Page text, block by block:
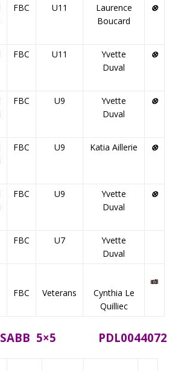
FBC U11
Laurence
Boucard
⊗
FBC U11
Yvette
Duval
⊗
FBC U9
Yvette
Duval
⊗
FBC U9 Katia Aillerie ⊗
FBC U9
Yvette
Duval
⊗
FBC U7
Yvette
Duval
FBC Veterans
Cynthia Le
Quilliec
SABB 5×5 PDL0044072